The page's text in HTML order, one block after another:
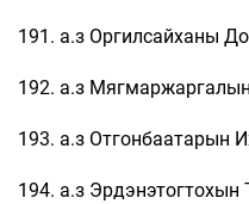
191. а.з Оргилсайханы
192. а.з
193. а.з Отгонбаатарын
194. а.з Эрдэнэтогтохын